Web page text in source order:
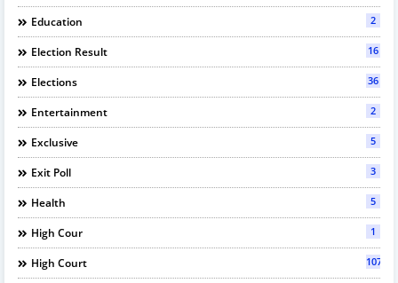
Education 2
Election Result 16
Elections 36
Entertainment 2
Exclusive 5
Exit Poll 3
Health 5
High Cour 1
High Court 107